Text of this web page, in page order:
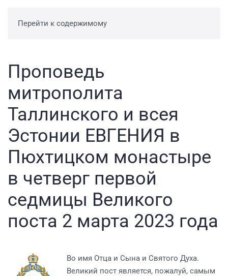
Перейти к содержимому
Проповедь
митрополита
Таллинского и всея
Эстонии ЕВГЕНИЯ в
Пюхтицком монастыре
в четверг первой
седмицы Великого
поста 2 марта 2023 года
Во имя Отца и Сына и Святого Духа.
Великий пост является, пожалуй, самым